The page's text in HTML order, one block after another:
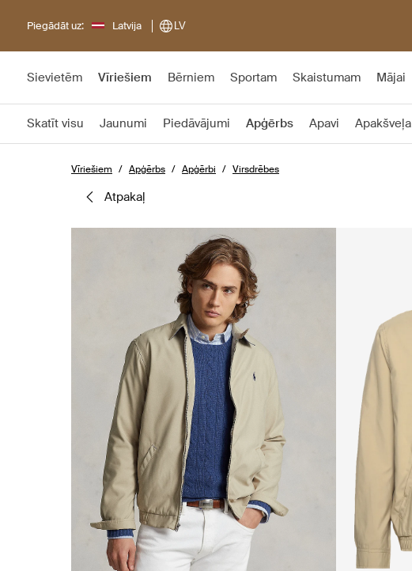
Piegādāt uz: Latvija LV
Sievietēm Vīriešiem Bērniem Sportam Skaistumam Mājai
Skatīt visu Jaunumi Piedāvājumi Apģērbs Apavi Apakšveļa
Vīriešiem Apģērbs Apģērbi Virsdrēbes
atpakaļ